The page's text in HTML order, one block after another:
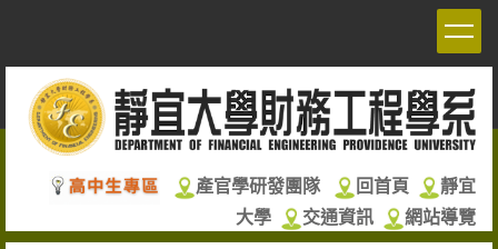
產官學研發團隊 回首頁
靜宜
大學
交通資訊 網站導覽